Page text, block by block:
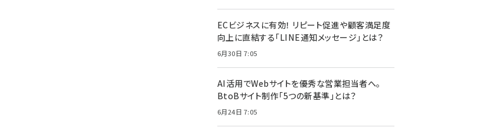
ECビジネスに有効！ リピート促進や顧客満足度
向上に直結する「LINE通知メッセージ」とは？
6月30日 7:05
AI活用でWebサイトを優秀な営業担当者へ。
BtoBサイト制作「5つの新基準」とは？
6月24日 7:05